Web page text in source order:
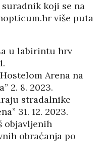
koji se na
više puta
u labirintu hrv
Arena na
2. 8. 2023.
stradalnike
31. 12. 2023.
objavljenih
obraćanja po